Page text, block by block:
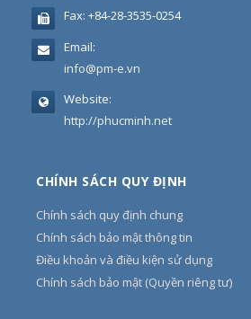
Fax: +84-28-3535-0254
Email:
info@pm-e.vn
Website:
http://phucminh.net
CHÍNH SÁCH QUY ĐỊNH
Chính sách quy định chung
Chính sách bảo mật thông tin
Điều khoản và điều kiện sử dụng
Chính sách bảo mật (Quyền riêng tư)